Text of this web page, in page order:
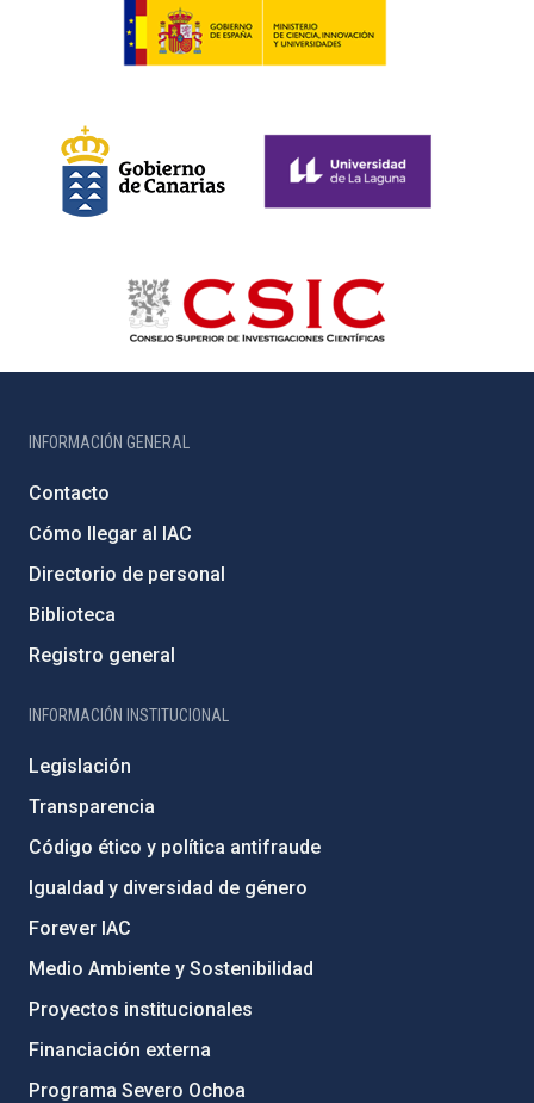
INFORMACIÓN GENERAL
Contacto
Cómo llegar al IAC
Directorio de personal
Biblioteca
Registro general
INFORMACIÓN INSTITUCIONAL
Legislación
Transparencia
Código ético y política antifraude
Igualdad y diversidad de género
Forever IAC
Medio Ambiente y Sostenibilidad
Proyectos institucionales
Financiación externa
Programa Severo Ochoa